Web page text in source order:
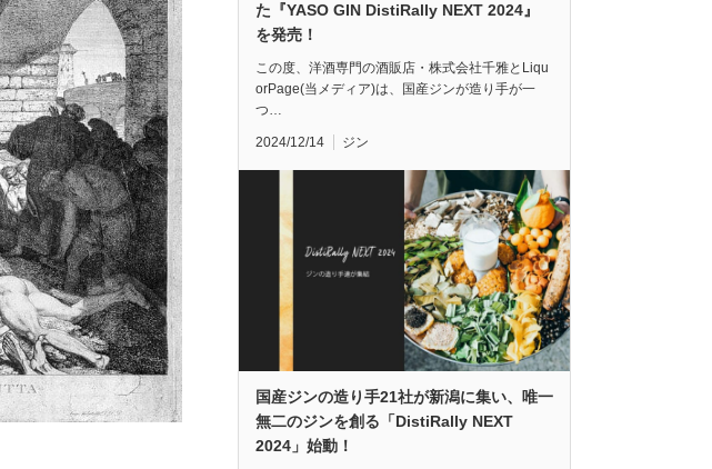
た『YASO GIN DistiRally NEXT 2024』
を発売！
この度、洋酒専門の酒販店・株式会社千雅とLiqu
orPage(当メディア)は、国産ジンが造り手が一
つ…
2024/12/14 ジン
国産ジンの造り手21社が新潟に集い、唯一
無二のジンを創る「DistiRally NEXT
2024」始動！